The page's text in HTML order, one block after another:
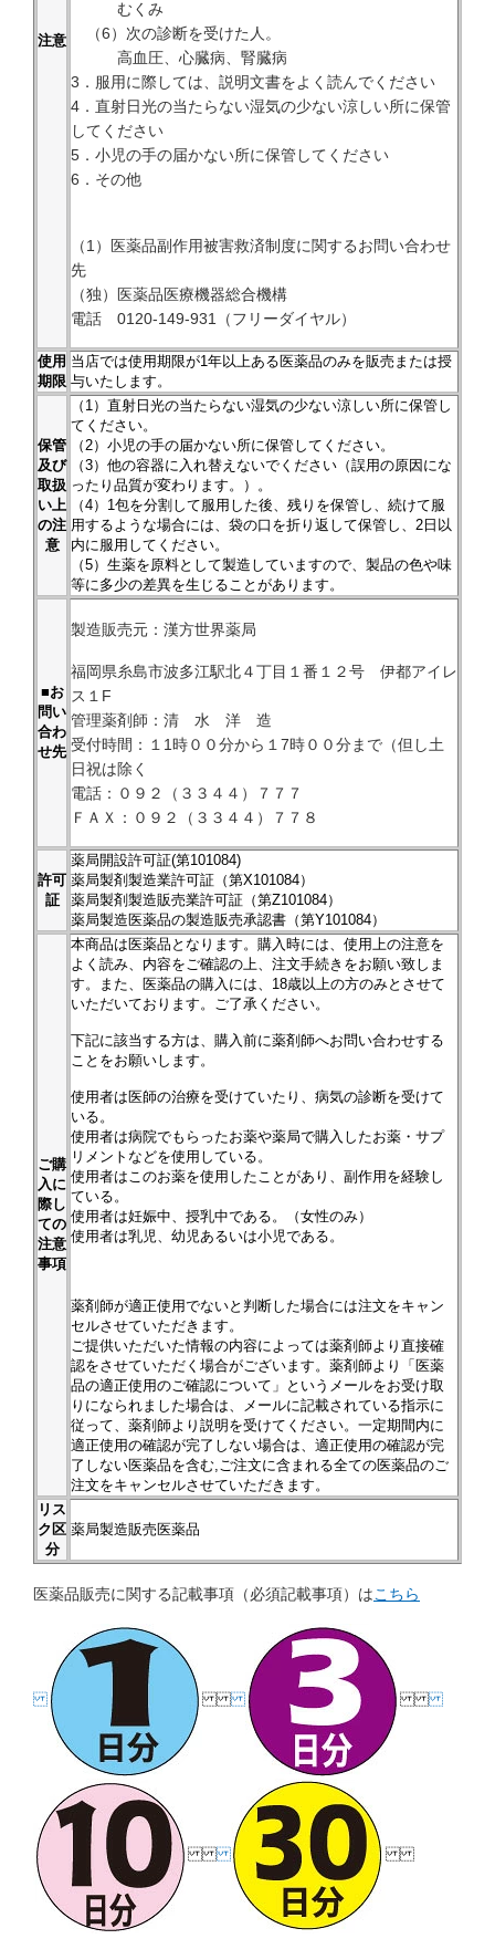
注意
むくみ
（6）次の診断を受けた人。
高血圧、心臓病、腎臓病
3．服用に際しては、説明文書をよく読んでください
4．直射日光の当たらない湿気の少ない涼しい所に保管
してください
5．小児の手の届かない所に保管してください
6．その他
（1）医薬品副作用被害救済制度に関するお問い合わせ
先
（独）医薬品医療機器総合機構
電話 0120-149-931（フリーダイヤル）
使用
期限
当店では使用期限が1年以上ある医薬品のみを販売または授
与いたします。
保管
及び
取扱
い上
の注
意
（1）直射日光の当たらない湿気の少ない涼しい所に保管し
てください。
（2）小児の手の届かない所に保管してください。
（3）他の容器に入れ替えないでください（誤用の原因にな
ったり品質が変わります。）。
（4）1包を分割して服用した後、残りを保管し、続けて服
用するような場合には、袋の口を折り返して保管し、2日以
内に服用してください。
（5）生薬を原料として製造していますので、製品の色や味
等に多少の差異を生じることがあります。
■お
問い
合わ
せ先
製造販売元：漢方世界薬局
福岡県糸島市波多江駅北４丁目１番１２号 伊都アイレ
ス１F
管理薬剤師：清 水 洋 造
受付時間：１1時００分から１7時００分まで（但し土
日祝は除く
電話：０９２（３３４４）７７７
ＦＡＸ：０９２（３３４４）７７８
許可
証
薬局開設許可証(第101084)
薬局製剤製造業許可証（第X101084）
薬局製剤製造販売業許可証（第Z101084）
薬局製造医薬品の製造販売承認書（第Y101084）
ご購
入に
際し
ての
注意
事項
本商品は医薬品となります。購入時には、使用上の注意を
よく読み、内容をご確認の上、注文手続きをお願い致しま
す。また、医薬品の購入には、18歳以上の方のみとさせて
いただいております。ご了承ください。
下記に該当する方は、購入前に薬剤師へお問い合わせする
ことをお願いします。
使用者は医師の治療を受けていたり、病気の診断を受けて
いる。
使用者は病院でもらったお薬や薬局で購入したお薬・サプ
リメントなどを使用している。
使用者はこのお薬を使用したことがあり、副作用を経験し
ている。
使用者は妊娠中、授乳中である。（女性のみ）
使用者は乳児、幼児あるいは小児である。
薬剤師が適正使用でないと判断した場合には注文をキャン
セルさせていただきます。
ご提供いただいた情報の内容によっては薬剤師より直接確
認をさせていただく場合がございます。薬剤師より「医薬
品の適正使用のご確認について」というメールをお受け取
りになられました場合は、メールに記載されている指示に
従って、薬剤師より説明を受けてください。一定期間内に
適正使用の確認が完了しない場合は、適正使用の確認が完
了しない医薬品を含む,ご注文に含まれる全ての医薬品のご
注文をキャンセルさせていただきます。
リス
ク区
分
薬局製造販売医薬品
医薬品販売に関する記載事項（必須記載事項）はこちら